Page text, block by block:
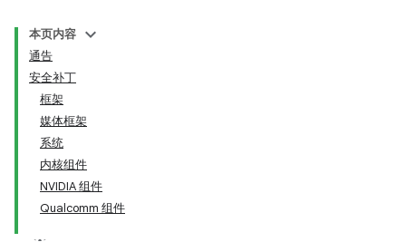
本页内容
通告
安全补丁
框架
媒体框架
系统
内核组件
NVIDIA 组件
Qualcomm 组件